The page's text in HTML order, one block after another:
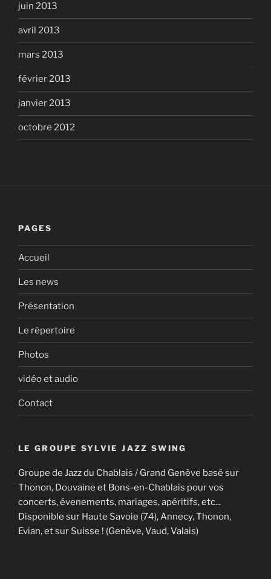
juin 2013
avril 2013
mars 2013
février 2013
janvier 2013
octobre 2012
PAGES
Accueil
Les news
Présentation
Le répertoire
Photos
vidéo et audio
Contact
LE GROUPE SYLVIE JAZZ SWING
Groupe de Jazz du Chablais / Grand Genève basé sur
Thonon, Douvaine et Bons-en-Chablais pour vos
concerts, évenements, mariages, apéritifs, etc...
Disponible sur Haute Savoie (74), Annecy, Thonon,
Evian, et sur Suisse ! (Genève, Vaud, Valais)